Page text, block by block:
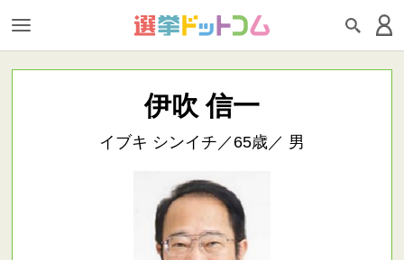
伊吹 信一
イブキ シンイチ／65歳／ 男